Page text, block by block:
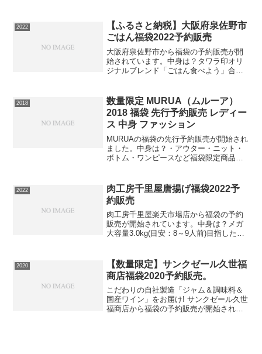
イキャン機能搭載⇒ワイヤレスイヤホン
の在庫確認...
2022
【ふるさと納税】大阪府泉佐野市
ごはん福袋2022予約販売
大阪府泉佐野市から福袋の予約販売が開
始されています。中身は？タワラ印オリ
ジナルブレンド「ごはん食べよう」合計
お米の美味しさを引き出します。歴史の
中で培われた知識...
2018
数量限定 MURUA（ムルーア）
2018 福袋 先行予約販売 レディー
ス 中身 ファッション
MURUAの福袋の先行予約販売が開始され
ました。中身は？・アウター・ニット・
ボトム・ワンピースなど福袋限定商品５
類から選べます。⇒MURUA福袋2018の
在庫確認はコチ...
2022
肉工房千里屋唐揚げ福袋2022予
約販売
肉工房千里屋楽天市場店から福袋の予約
販売が開始されています。中身は？メガ
大容量3.0kg(目安：8～9人前)目指したの
良いモモ肉のみを使用し和風だしで ...
2020
【数量限定】サンクゼール久世福
商店福袋2020予約販売。
こだわりの自社製造「ジャム＆調味料＆
国産ワイン」をお届け! サンクゼール久世
福商店から福袋の予約販売が開始されて